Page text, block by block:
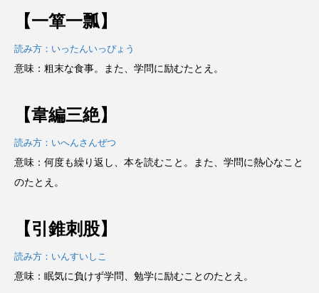
【一箪一瓢】
読み方：いったんいっぴょう
意味：粗末な食事。また、学問に励むたとえ。
【韋編三絶】
読み方：いへんさんぜつ
意味：何度も繰り返し、本を読むこと。また、学問に熱心なこと
のたとえ。
【引錐刺股】
読み方：いんすいしこ
意味：眠気に負けず学問、勉学に励むことのたとえ。